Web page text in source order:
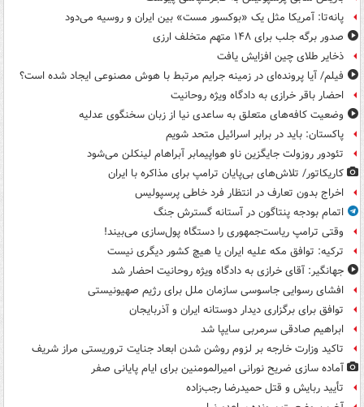
پانه‌تا: آمریکا مثل یک «بوکسور مست» بین ایران و روسیه می‌دود
صدور برگه جلب برای ۱۴۸ متهم متخلف ارزی
ذخایر طلای چین افزایش یافت
فیلم/ آیا پرونده‌ای در زمینه جرایم مرتبط با هوش مصنوعی ایجاد شده است؟
احضار باقر خرازی به دادگاه ویژه روحانیت
وضعیت کافه‌های متعلق به ساعدی نیا از زبان سخنگوی عدلیه
پاکستان: باید در برابر اسرائیل متحد شویم
تئودور روزولت جایگزین ناو هواپیمابر آبراهام لینکلن می‌شود
کاریکاتور/ تلاش‌های بی‌پایان ترامپ برای مذاکره با ایران
اخراج بدون تعارف در انتظار فرد خاطی پرسپولیس
اتمام بودجه پنتاگون در آستانه گسترش جنگ
وقتی ترامپ ریاست‌جمهوری را دستگاه پول‌سازی می‌بیند!
ترکیه: توافق مکه علیه ایران یا هیچ کشور دیگری نیست
جهانگیر: آقای خرازی به دادگاه ویژه روحانیت احضار شد
افشای رسوایی جاسوسی سازمان ملل برای رژیم صهیونیستی
توافق برای برگزاری دیدار دوستانه ایران و آذربایجان
ابراهیم صادقی سرمربی سایپا شد
تاکید وزارت خارجه بر لزوم روشن شدن ابعاد جنایت تروریستی مراز شریف
آماده سازی ضریح نورانی امیرالمومنین برای ایام پایانی صفر
تأیید ربایش و قتل حمیدرضا رجب‌زاده